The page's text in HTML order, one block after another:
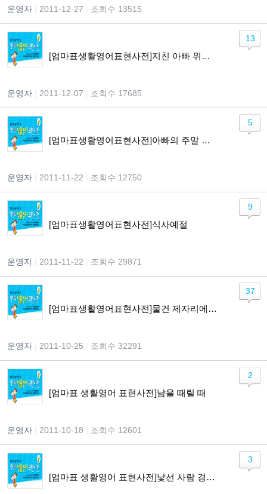
운영자 2011-12-27 조회수 13515
[엄마표생활영어표현사전]지친 아빠 위로하기
운영자 2011-12-07 조회수 17685
13
[엄마표생활영어표현사전]아빠의 주말 약속하기
운영자 2011-11-22 조회수 12750
5
[엄마표생활영어표현사전]식사예절
운영자 2011-11-22 조회수 29871
9
[엄마표생활영어표현사전]물건 제자리에 두기
운영자 2011-10-25 조회수 32291
37
[엄마표 생활영어 표현사전]남을 때릴 때
운영자 2011-10-18 조회수 12601
2
[엄마표 생활영어 표현사전]낯선 사람 경계하기
3